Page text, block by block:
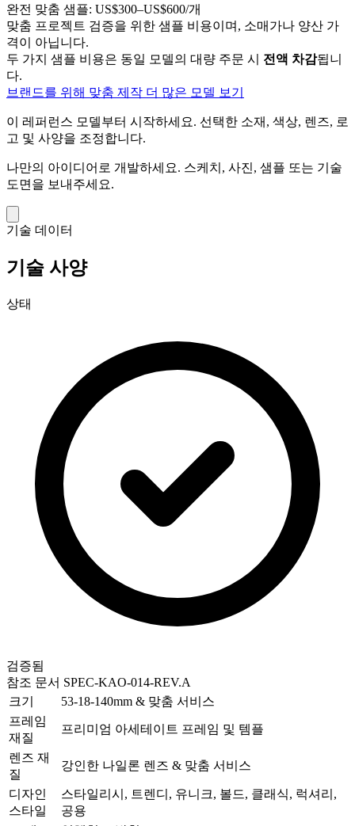
완전 맞춤 샘플: US$300–US$600/개
맞춤 프로젝트 검증을 위한 샘플 비용이며, 소매가나 양산 가
격이 아닙니다.
두 가지 샘플 비용은 동일 모델의 대량 주문 시 전액 차감됩니
다.
브랜드를 위해 맞춤 제작 더 많은 모델 보기
이 레퍼런스 모델부터 시작하세요. 선택한 소재, 색상, 렌즈, 로
고 및 사양을 조정합니다.
나만의 아이디어로 개발하세요. 스케치, 사진, 샘플 또는 기술
도면을 보내주세요.
기술 데이터
기술 사양
상태
검증됨
참조 문서 SPEC-KAO-014-REV.A
크기
53-18-140mm & 맞춤 서비스
프레임
재질
프리미엄 아세테이트 프레임 및 템플
렌즈 재
질
강인한 나일론 렌즈 & 맞춤 서비스
디자인
스타일
스타일리시, 트렌디, 유니크, 볼드, 클래식, 럭셔리,
공용